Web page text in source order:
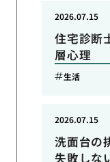
住宅診断
層心理
2026.07.15
生活
洗面台の
失敗しな
2026.07.15